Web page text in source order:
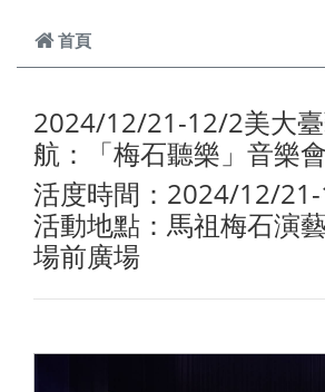
首頁
2024/12/21-12/2美大
航：「梅石聽樂」音樂
活度時間：2024/12/
活動地點：馬祖梅石演
場前廣場